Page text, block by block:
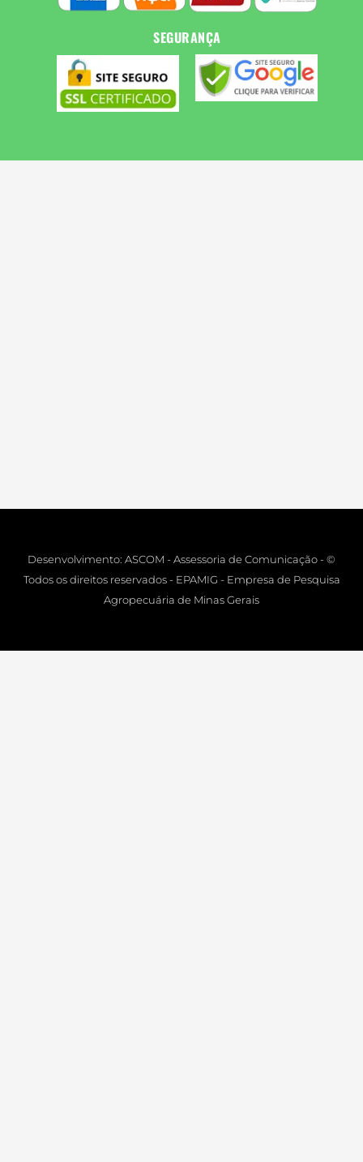
SEGURANÇA
Desenvolvimento: ASCOM - Assessoria de Comunicação - ©
Todos os direitos reservados - EPAMIG - Empresa de Pesquisa
Agropecuária de Minas Gerais